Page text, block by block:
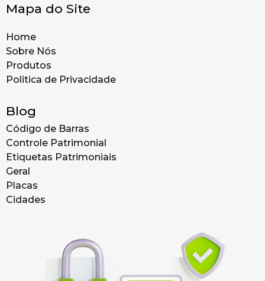
Mapa do Site
Home
Sobre Nós
Produtos
Politica de Privacidade
Blog
Código de Barras
Controle Patrimonial
Etiquetas Patrimoniais
Geral
Placas
Cidades